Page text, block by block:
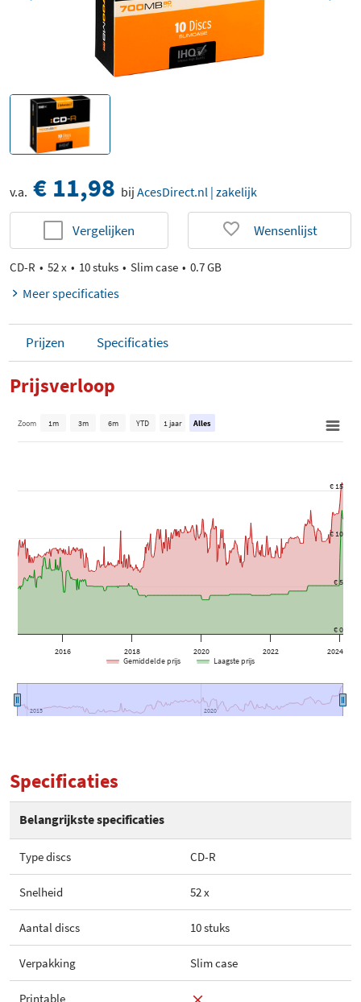
v.a. € 11,98 bij AcesDirect.nl | zakelijk
Vergelijken Wensenlijst
CD-R 52 x 10 stuks Slim case 0.7 GB
Meer specificaties
Prijzen Specificaties
Prijsverloop
2016 2018 2020 2022 2024
2015
2015 2020
2020
€ 0
€ 10
€ 5
€ 15
Zoom 1m 3m 6m YTD 1 jaar Alles
Gemiddelde prijs Laagste prijs
Specificaties
Belangrijkste specificaties
Type discs CD-R
Snelheid 52 x
Aantal discs 10 stuks
Verpakking Slim case
Printable